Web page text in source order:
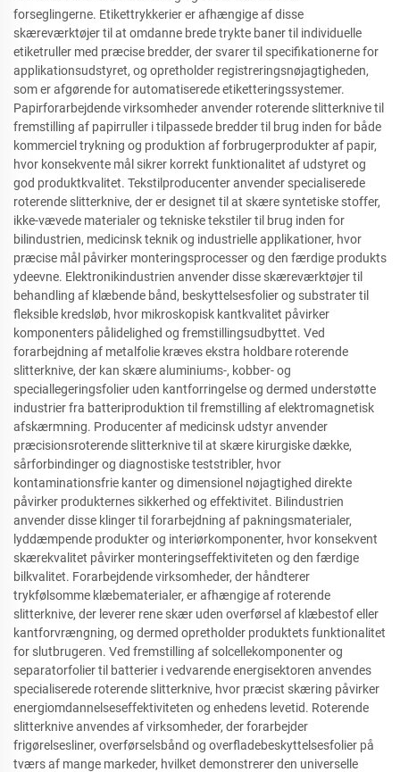
forseglingerne. Etikettrykkerier er afhængige af disse
skæreværktøjer til at omdanne brede trykte baner til individuelle
etiketruller med præcise bredder, der svarer til specifikationerne for
applikationsudstyret, og opretholder registreringsnøjagtigheden,
som er afgørende for automatiserede etiketteringssystemer.
Papirforarbejdende virksomheder anvender roterende slitterknive til
fremstilling af papirruller i tilpassede bredder til brug inden for både
kommerciel trykning og produktion af forbrugerprodukter af papir,
hvor konsekvente mål sikrer korrekt funktionalitet af udstyret og
god produktkvalitet. Tekstilproducenter anvender specialiserede
roterende slitterknive, der er designet til at skære syntetiske stoffer,
ikke-vævede materialer og tekniske tekstiler til brug inden for
bilindustrien, medicinsk teknik og industrielle applikationer, hvor
præcise mål påvirker monteringsprocesser og den færdige produkts
ydeevne. Elektronikindustrien anvender disse skæreværktøjer til
behandling af klæbende bånd, beskyttelsesfolier og substrater til
fleksible kredsløb, hvor mikroskopisk kantkvalitet påvirker
komponenters pålidelighed og fremstillingsudbyttet. Ved
forarbejdning af metalfolie kræves ekstra holdbare roterende
slitterknive, der kan skære aluminiums-, kobber- og
speciallegeringsfolier uden kantforringelse og dermed understøtte
industrier fra batteriproduktion til fremstilling af elektromagnetisk
afskærmning. Producenter af medicinsk udstyr anvender
præcisionsroterende slitterknive til at skære kirurgiske dække,
sårforbindinger og diagnostiske teststribler, hvor
kontaminationsfrie kanter og dimensionel nøjagtighed direkte
påvirker produkternes sikkerhed og effektivitet. Bilindustrien
anvender disse klinger til forarbejdning af pakningsmaterialer,
lyddæmpende produkter og interiørkomponenter, hvor konsekvent
skærekvalitet påvirker monteringseffektiviteten og den færdige
bilkvalitet. Forarbejdende virksomheder, der håndterer
trykfølsomme klæbematerialer, er afhængige af roterende
slitterknive, der leverer rene skær uden overførsel af klæbestof eller
kantforvrængning, og dermed opretholder produktets funktionalitet
for slutbrugeren. Ved fremstilling af solcellekomponenter og
separatorfolier til batterier i vedvarende energisektoren anvendes
specialiserede roterende slitterknive, hvor præcist skæring påvirker
energiomdannelseseffektiviteten og enhedens levetid. Roterende
slitterknive anvendes af virksomheder, der forarbejder
frigørelsesliner, overførselsbånd og overfladebeskyttelsesfolier på
tværs af mange markeder, hvilket demonstrerer den universelle